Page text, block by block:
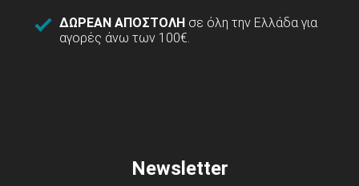
ΔΩΡΕΑΝ ΑΠΟΣΤΟΛΗ σε όλη την Ελλάδα για
αγορές άνω των 100€.
Newsletter